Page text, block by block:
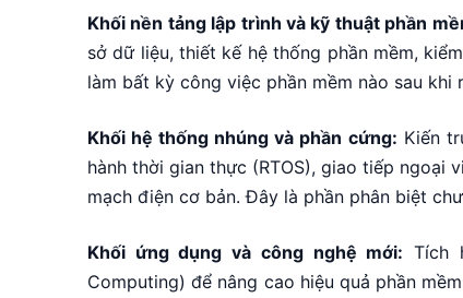
Khối nền tảng lập trình và kỹ thuật phần
sở dữ liệu, thiết kế hệ thống phần mềm,
làm bất kỳ công việc phần mềm nào sau khi
Khối hệ thống nhúng và phần cứng: Kiến
hành thời gian thực (RTOS), giao tiếp ngoại
mạch điện cơ bản. Đây là phần phân biệt
Khối ứng dụng và công nghệ mới: Tích
Computing) để nâng cao hiệu quả phần